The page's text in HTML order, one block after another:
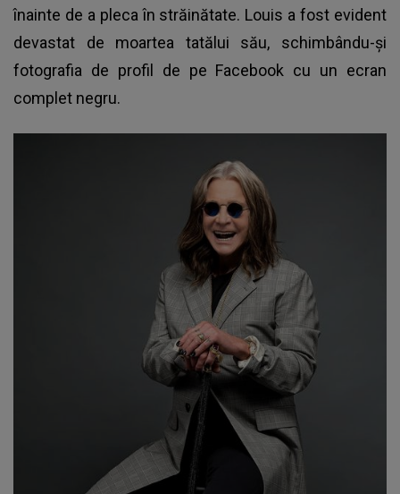
înainte de a pleca în străinătate. Louis a fost evident
devastat de moartea tatălui său, schimbându-și
fotografia de profil de pe Facebook cu un ecran
complet negru.